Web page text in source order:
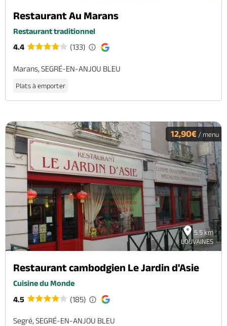
Restaurant Au Marans
Restaurant traditionnel
4.4
(133)
Marans, SEGRÉ-EN-ANJOU BLEU
Plats à emporter
5.5 km
LOUVAINES
12,90€ / menu
Restaurant cambodgien Le Jardin d'Asie
Cuisine du Monde
4.5
(185)
Segré, SEGRÉ-EN-ANJOU BLEU